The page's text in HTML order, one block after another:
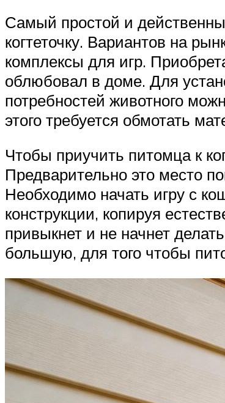
Самый простой и
когтеточку. Вариантов на
комплексы для игр.
облюбовал в доме. Для
потребностей животного
этого требуется обмотать
Чтобы приучить питомца к
Предварительно это место
Необходимо начать игру с
конструкции, копируя
привыкнет и не начнет
большую, для того чтобы